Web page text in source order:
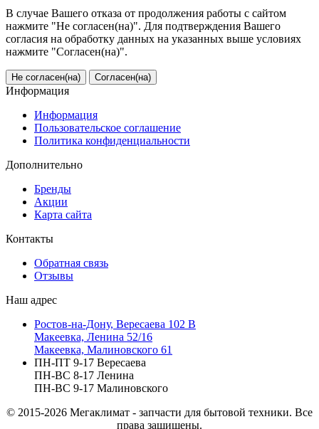
В случае Вашего отказа от продолжения работы с сайтом
нажмите "Не согласен(на)". Для подтверждения Вашего
согласия на обработку данных на указанных выше условиях
нажмите "Согласен(на)".
Не согласен(на) Согласен(на)
Информация
Информация
Пользовательское соглашение
Политика конфиденциальности
Дополнительно
Бренды
Акции
Карта сайта
Контакты
Обратная связь
Отзывы
Наш адрес
Ростов-на-Дону, Вересаева 102 В
Макеевка, Ленина 52/16
Макеевка, Малиновского 61
ПН-ПТ 9-17 Вересаева
ПН-ВС 8-17 Ленина
ПН-ВС 9-17 Малиновского
© 2015-2026 Мегаклимат - запчасти для бытовой техники. Все
права защищены.